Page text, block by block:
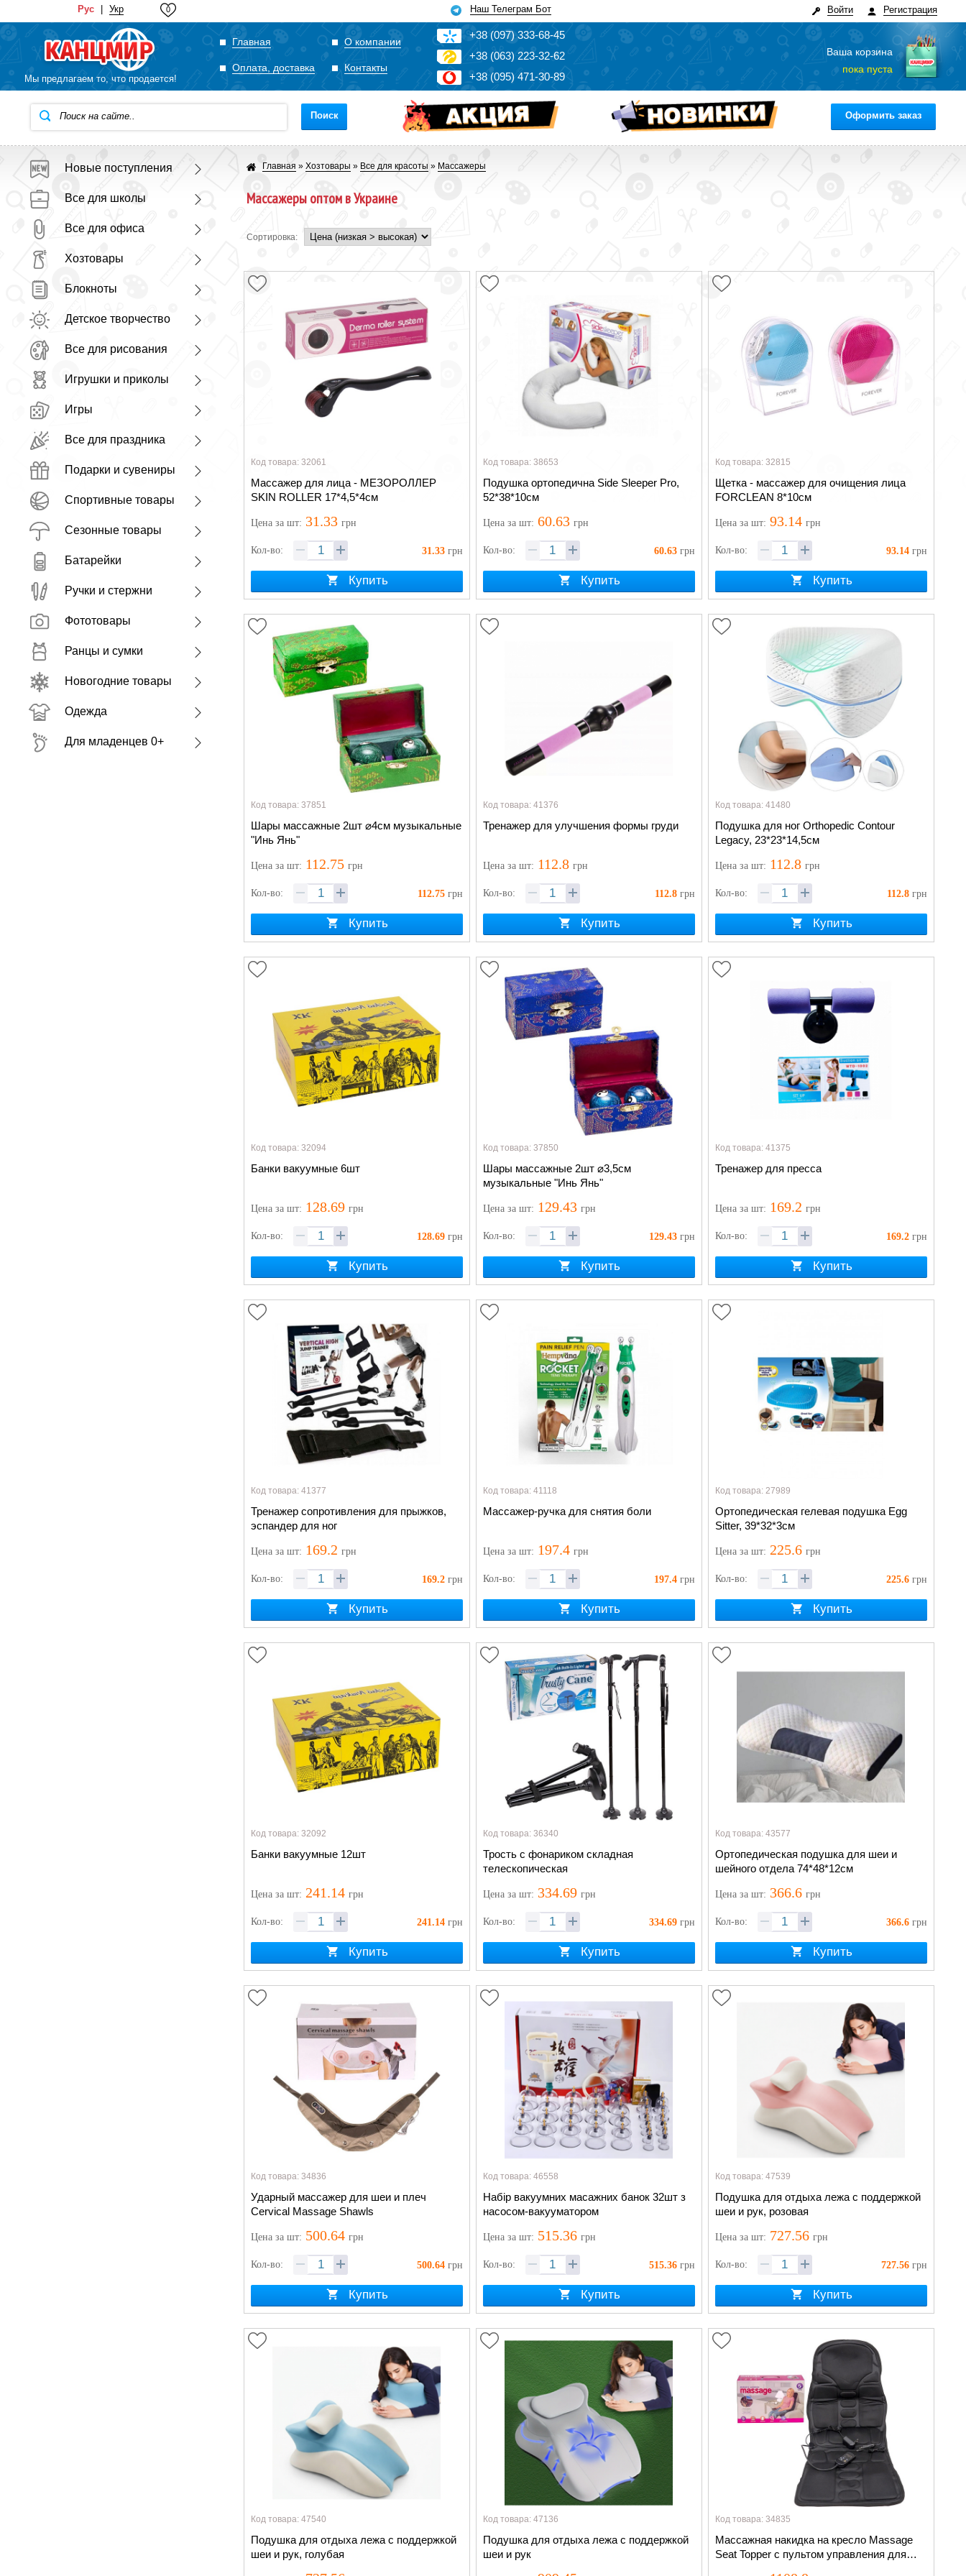
Рус Укр 0 Наш Телеграм Бот Регистрация
Войти
Мы предлагаем то, что продается!
Главная О компании
Оплата, доставка Контакты
+38 (097)333-68-45
+38 (063) 223-32-62
+38 (095) 471-30-89
Ваша корзина
пока пуста
Поиск Оформить заказ
Новые поступления
Все для школы
Все для офиса
Хозтовары
Блокноты
Детское творчество
Все для рисования
Игрушки и приколы
Игры
Все для праздника
Подарки и сувениры
Спортивные товары
Сезонные товары
Батарейки
Ручки и стержни
Фототовары
Ранцы и сумки
Новогодние товары
Одежда
Для младенцев 0+
Главная » Хозтовары » Все для красоты » Массажеры
Массажеры оптом в Украине
Сортировка:
Код товара: 32061
Массажер для лица - МЕЗОРОЛЛЕР
SKIN ROLLER 17*4,5*4см
Цена за шт: 31.33 грн
Кол-во: 31.33 грн
Купить
Код товара: 38653
Подушка ортопедична Side Sleeper Pro,
52*38*10см
Ценаза шт: 60.63 грн
Кол-во: 60.63 грн
Купить
Код товара: 32815
Щетка - массажер для очищения лица
FORCLEAN 8*10см
Ценаза шт: 93.14 грн
Кол-во: 93.14 грн
Купить
Код товара: 37851
Шары массажные 2шт ⌀4см музыкальные
"Инь Янь"
Цена за шт: 112.75 грн
Кол-во: 112.75 грн
Купить
Код товара: 41376
Тренажер для улучшения формы груди
Ценаза шт: 112.8 грн
Кол-во: 112.8 грн
Купить
Код товара: 41480
Подушка для ног Orthopedic Contour
Legacy, 23*23*14,5см
Ценаза шт: 112.8 грн
Кол-во: 112.8 грн
Купить
Код товара: 32094
Банки вакуумные 6шт
Цена за шт: 128.69 грн
Кол-во: 128.69 грн
Купить
Код товара: 37850
Шары массажные 2шт ⌀3,5см
музыкальные "Инь Янь"
Ценаза шт: 129.43 грн
Кол-во: 129.43 грн
Купить
Код товара: 41375
Тренажер для пресса
Ценаза шт: 169.2 грн
Кол-во: 169.2 грн
Купить
Код товара: 41377
Тренажер сопротивления для прыжков,
эспандер для ног
Цена за шт: 169.2 грн
Кол-во: 169.2 грн
Купить
Код товара: 41118
Массажер-ручка для снятия боли
Ценаза шт: 197.4 грн
Кол-во: 197.4 грн
Купить
Код товара: 27989
Ортопедическая гелевая подушка Egg
Sitter, 39*32*3см
Ценаза шт: 225.6 грн
Кол-во: 225.6 грн
Купить
Код товара: 32092
Банки вакуумные 12шт
Цена за шт: 241.14 грн
Кол-во: 241.14 грн
Купить
Код товара: 36340
Трость с фонариком складная
телескопическая
Ценаза шт: 334.69 грн
Кол-во: 334.69 грн
Купить
Код товара: 43577
Ортопедическая подушка для шеи и
шейного отдела 74*48*12см
Ценаза шт: 366.6 грн
Кол-во: 366.6 грн
Купить
Код товара: 34836
Ударный массажер для шеи и плеч
Cervical Massage Shawls
Цена за шт: 500.64 грн
Кол-во: 500.64 грн
Купить
Код товара: 46558
Набір вакуумних масажних банок 32шт з
насосом-вакууматором
Ценаза шт: 515.36 грн
Кол-во: 515.36 грн
Купить
Код товара: 47539
Подушка для отдыха лежа с поддержкой
шеи и рук, розовая
Ценаза шт: 727.56 грн
Кол-во: 727.56 грн
Купить
Код товара: 47540
Подушка для отдыха лежа с поддержкой
шеи и рук, голубая
Код товара: 47136
Подушка для отдыха лежа с поддержкой
шеи и рук
Код товара: 34835
Массажная накидка на кресло Massage
Seat Topper с пультом управления для